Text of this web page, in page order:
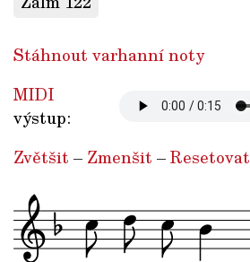
Stáhnout varhanní noty
MIDI
výstup:
Zvětšit – Zmenšit –Resetovat